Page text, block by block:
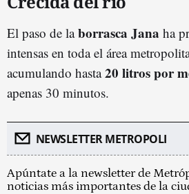
El paso de laborrasca Jana ha
intensas en toda el área
acumulando hasta20 litros por
apenas 30 minutos.
NEWSLETTER METROPOLI
Apúntate a la newsletter de
noticias más importantes de la